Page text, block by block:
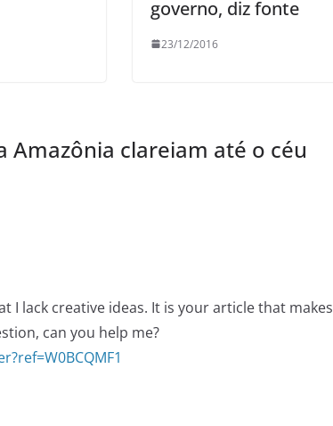
governo, diz fonte
23/12/2016
Amazônia clareiam até o céu
I lack creative ideas. It is your article that makes
can you help me?